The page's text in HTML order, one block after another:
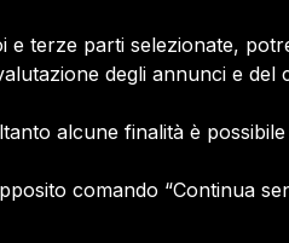
Media Asset spa copyright
SNR 11572700/89/I
terze parti selezionate,
degli annunci e del
alcune finalità è
comando “Continua